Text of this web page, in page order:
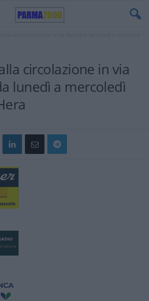
circolazione in via
lunedì a mercoledì